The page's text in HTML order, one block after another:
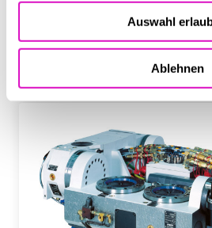
Auswahl
Ablehnen
WWE
Elektroantrieb